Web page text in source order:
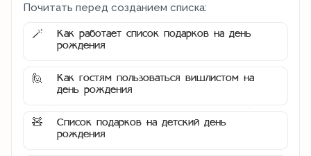
Почитать перед созданием списка:
🪄
Как работает список подарков на день
рождения
🙋
Как гостям пользоваться вишлистом на
день рождения
🧸
Список подарков на детский день
рождения